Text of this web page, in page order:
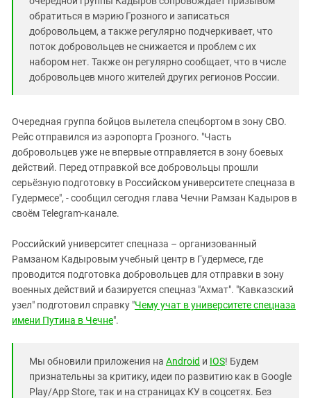
обратиться в мэрию Грозного и записаться
добровольцем, а также регулярно подчеркивает, что
поток добровольцев не снижается и проблем с их
набором нет. Также он регулярно сообщает, что в числе
добровольцев много жителей других регионов России.
Очередная группа бойцов вылетела спецбортом в зону СВО.
Рейс отправился из аэропорта Грозного. "Часть
добровольцев уже не впервые отправляется в зону боевых
действий. Перед отправкой все добровольцы прошли
серьёзную подготовку в Российском университете спецназа в
Гудермесе", - сообщил сегодня глава Чечни Рамзан Кадыров в
своём Telegram-канале.
Российский университет спецназа – организованный
Рамзаном Кадыровым учебный центр в Гудермесе, где
проводится подготовка добровольцев для отправки в зону
военных действий и базируется спецназ "Ахмат". "Кавказский
узел" подготовил справку "Чему учат в университете спецназа
имени Путина в Чечне".
Мы обновили приложения на Android и IOS! Будем
признательны за критику, идеи по развитию как в Google
Play/App Store, так и на страницах КУ в соцсетях. Без